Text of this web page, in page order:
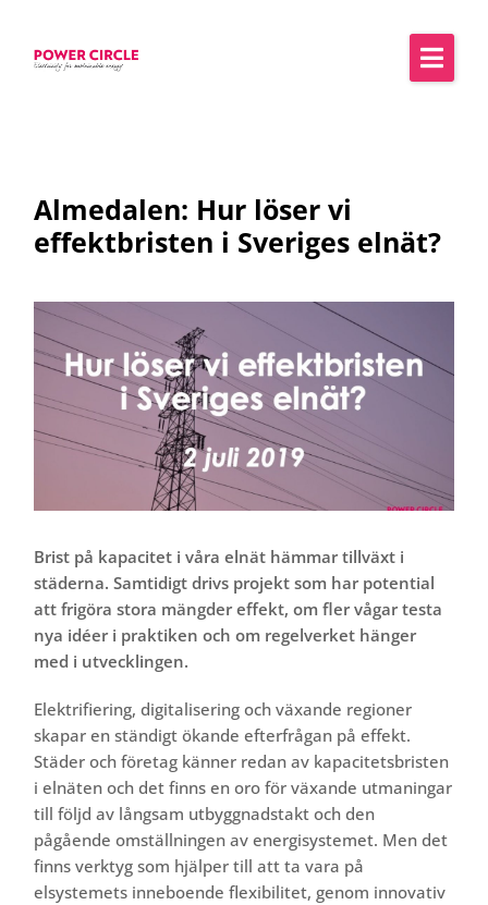
Almedalen: Hur löser vi
effektbristen i Sveriges elnät?
Brist på kapacitet i våra elnät hämmar tillväxt i
städerna. Samtidigt drivs projekt som har potential
att frigöra stora mängder effekt, om fler vågar testa
nya idéer i praktiken och om regelverket hänger
med i utvecklingen.
Elektrifiering, digitalisering och växande regioner
skapar en ständigt ökande efterfrågan på effekt.
Städer och företag känner redan av kapacitetsbristen
i elnäten och det finns en oro för växande utmaningar
till följd av långsam utbyggnadstakt och den
pågående omställningen av energisystemet. Men det
finns verktyg som hjälper till att ta vara på
elsystemets inneboende flexibilitet, genom innovativ